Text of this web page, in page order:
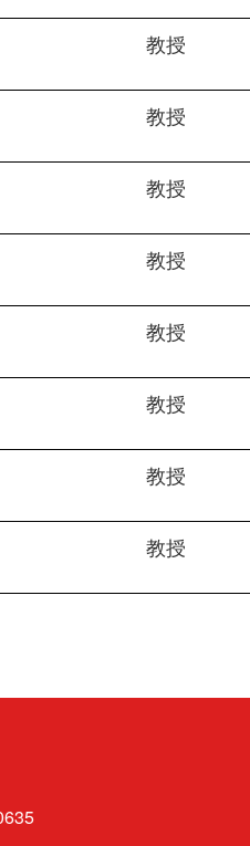
教授
教授
教授
教授
教授
教授
教授
教授